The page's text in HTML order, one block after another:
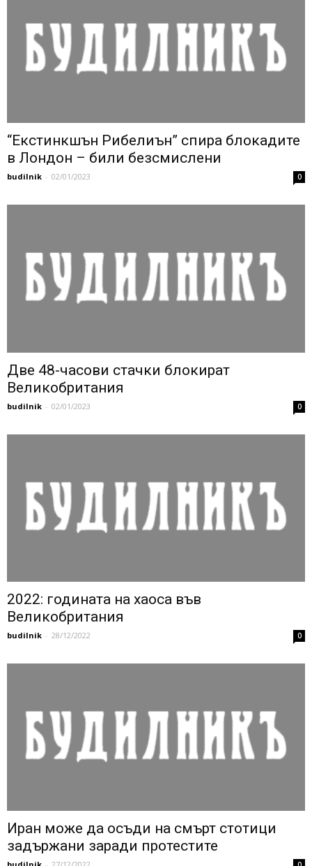
“Екстинкшън Рибелиън” спира блокадите
в Лондон – били безсмислени
budilnik - 02/01/2023 0
Две 48-часови стачки блокират
Великобритания
budilnik - 02/01/2023 0
2022: годината на хаоса във
Великобритания
budilnik - 28/12/2022 0
Иран може да осъди на смърт стотици
задържани заради протестите